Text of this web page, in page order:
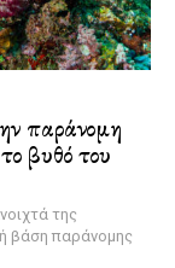
παράνομη
βυθό του
της
βάση παράνομης